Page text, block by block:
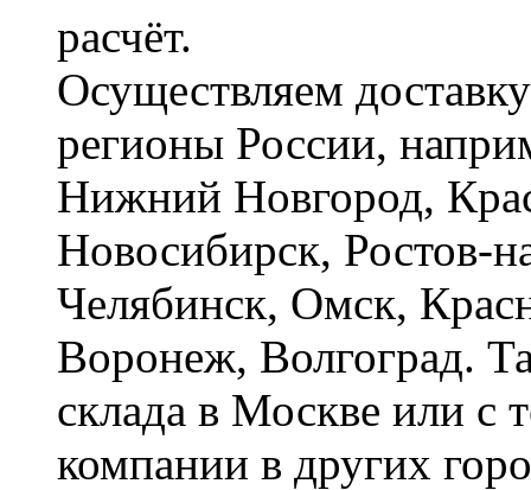
расчёт.
Осуществляем
регионы России,
Нижний Новгород,
Новосибирск, Ростов-
Челябинск, Омск,
Воронеж, Волгоград.
склада в Москве или с
компании в других